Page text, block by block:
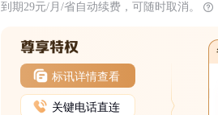
到期29元/月/省自动续费，可随时取消。
标讯详情查看
关键电话直连